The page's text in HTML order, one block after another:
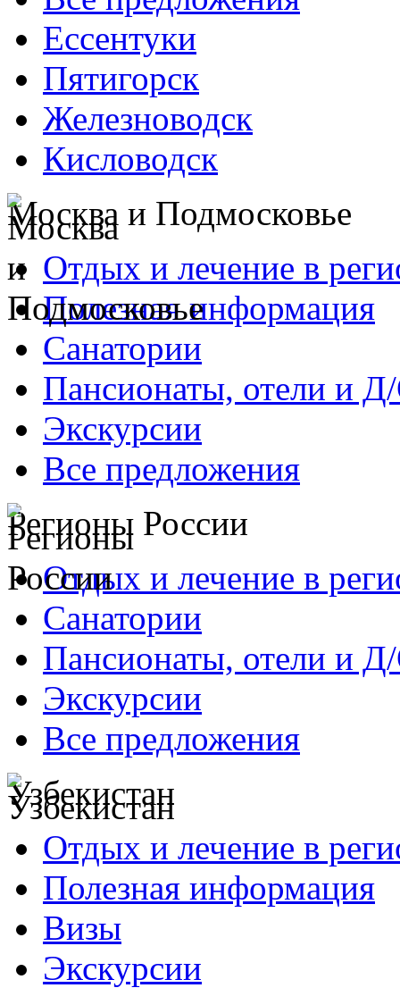
Ессентуки
Пятигорск
Железноводск
Кисловодск
Москва и Подмосковье
Отдых и лечение в
Полезная информация
Санатории
Пансионаты, отели и
Экскурсии
Все предложения
Регионы России
Отдых и лечение в
Санатории
Пансионаты, отели и
Экскурсии
Все предложения
Узбекистан
Отдых и лечение в
Полезная информация
Визы
Экскурсии